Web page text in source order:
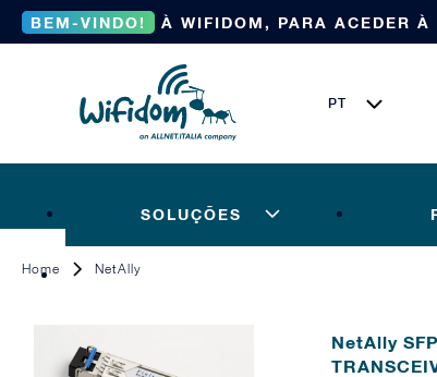
BEM-VINDO! À WIFIDOM, PARA ACEDER
SOLUÇÕES
Home NetAlly
NetAlly